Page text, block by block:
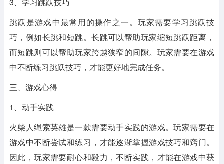
3、学习跳跃技巧
跳跃是游戏中最常用的操作之一。玩家需要学习跳跃技
巧，例如长跳和短跳。长跳可以帮助玩家缩短跳跃距离，
而短跳则可以帮助玩家跨越狭窄的间隙。玩家需要在游戏
中不断练习跳跃技巧，才能更好地完成任务。
三、游戏心得
1、动手实践
火柴人绳索英雄是一款需要动手实践的游戏。玩家需要在
游戏中不断尝试和练习，才能逐渐掌握游戏技巧和窍门。
因此，玩家需要耐心和毅力，不断实践，才能在游戏中获